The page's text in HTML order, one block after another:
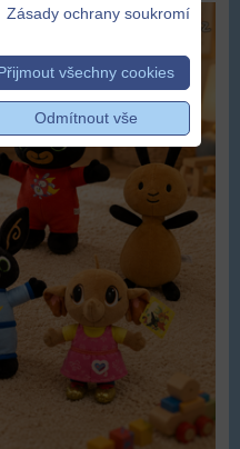
Zásady ochrany soukromí
Přijmout všechny cookies
Odmítnout vše